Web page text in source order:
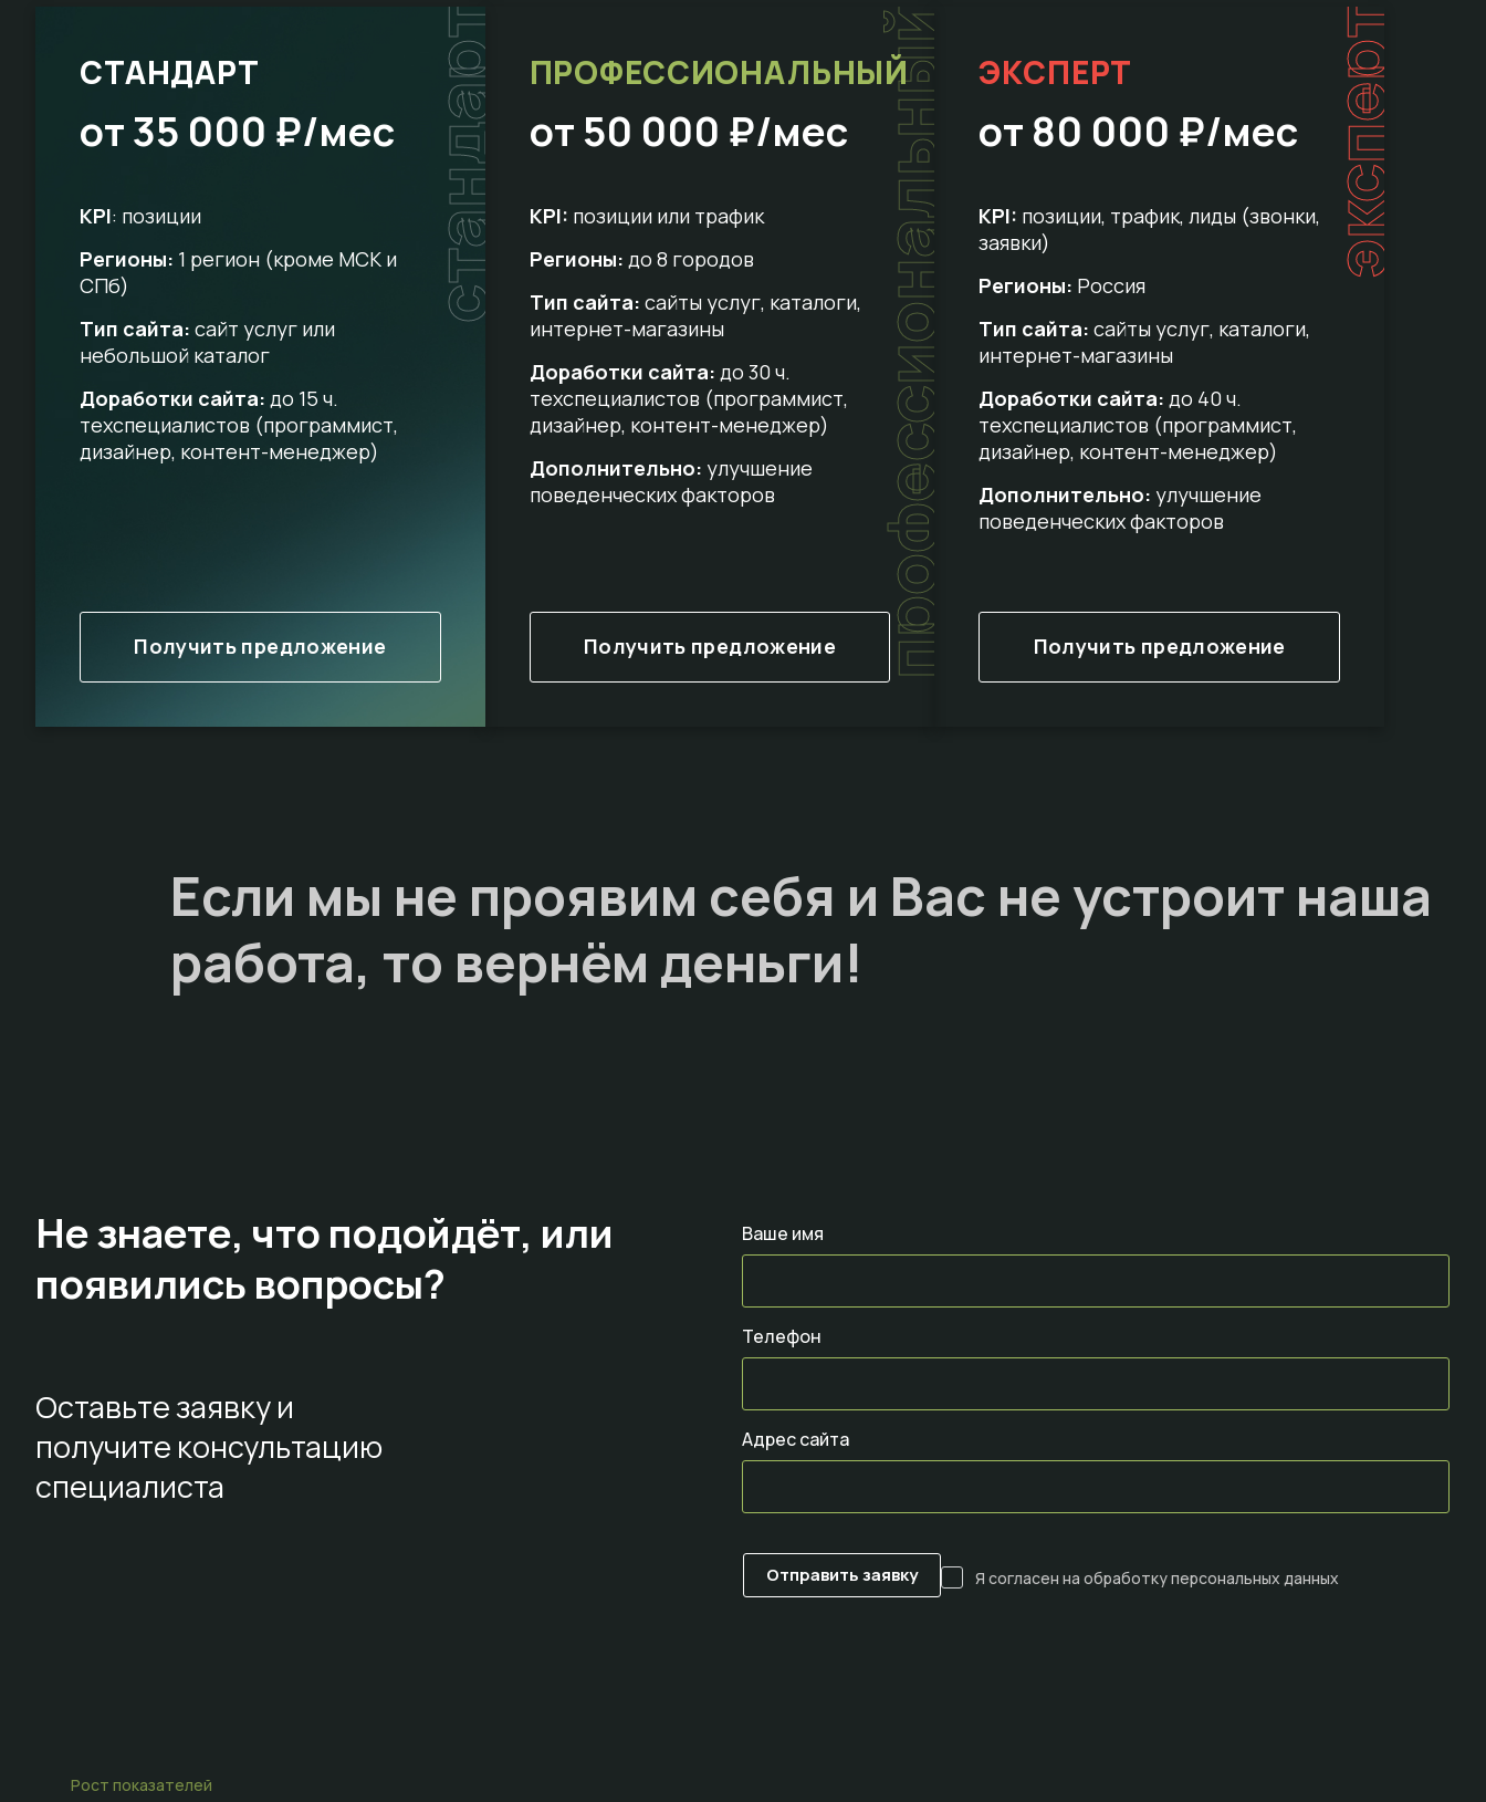
стандарт
СТАНДАРТ
от 35 000 ₽/мес
KPI: позиции
Регионы: 1 регион (кроме МСК и
СПб)
Тип сайта: сайт услуг или
небольшой каталог
Доработки сайта: до 15 ч.
техспециалистов (программист,
дизайнер, контент-менеджер)
Получить предложение профессиональный
ПРОФЕССИОНАЛЬНЫЙ
от 50 000 ₽/мес
KPI: позиции или трафик
Регионы: до 8 городов
Тип сайта: сайты услуг, каталоги,
интернет-магазины
Доработки сайта: до 30 ч.
техспециалистов (программист,
дизайнер, контент-менеджер)
Дополнительно: улучшение
поведенческих факторов
Получить предложение
эксперт
ЭКСПЕРТ
от 80 000 ₽/мес
KPI: позиции, трафик, лиды (звонки,
заявки)
Регионы: Россия
Тип сайта: сайты услуг, каталоги,
интернет-магазины
Доработки сайта: до 40 ч.
техспециалистов (программист,
дизайнер, контент-менеджер)
Дополнительно: улучшение
поведенческих факторов
Получить предложение
Если мы не проявим себя и Вас не устроит наша
работа, то вернём деньги!
Оставьте заявку и
получите консультацию
специалиста
Не знаете, что подойдёт, или
появились вопросы?
Ваше имя
Телефон
Адрес сайта
Я согласен на обработку персональных данных
Рост показателей